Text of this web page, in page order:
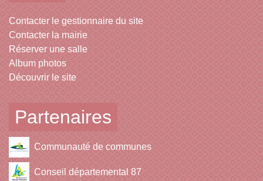
Contacter le gestionnaire du site
Contacter la mairie
Réserver une salle
Album photos
Découvrir le site
Partenaires
Communauté de communes
Conseil départemental 87